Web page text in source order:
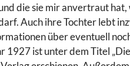
die sie mir anvertraut
Auch ihre Tochter lebt
über eventuell
1927 ist unter dem Titel